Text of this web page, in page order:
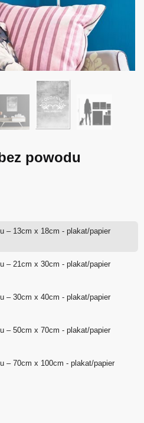
powodu
– 13cm x 18cm - plakat/papier
– 21cm x 30cm - plakat/papier
– 30cm x 40cm - plakat/papier
– 50cm x 70cm - plakat/papier
– 70cm x 100cm - plakat/papier